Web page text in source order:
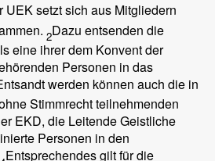
UEK setzt sich aus Mitgliedern
2Dazu entsenden die
eine ihrer dem Konvent der
Personen in das
werden können auch die in
Stimmrecht teilnehmenden
EKD, die Leitende Geistliche
Personen in den
Entsprechendes gilt für die